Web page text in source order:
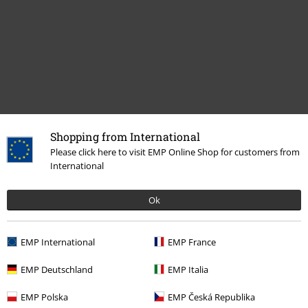
Shopping from International
Please click here to visit EMP Online Shop for customers from
International
Ok
EMP International EMP France
EMP Deutschland EMP Italia
EMP Polska EMP Česká Republika
Flere kategorier. Flere valgmuligheter.
Salg % Media Vinyl
Bandmerch